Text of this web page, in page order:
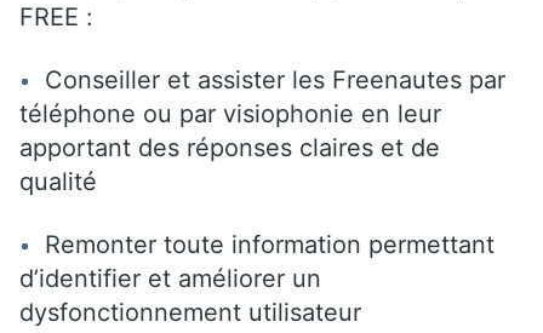
FREE :
Conseiller et assister les Freenautes par
téléphone ou par visiophonie en leur
apportant des réponses claires et de
qualité
Remonter toute information permettant
d’identifier et améliorer un
dysfonctionnement utilisateur